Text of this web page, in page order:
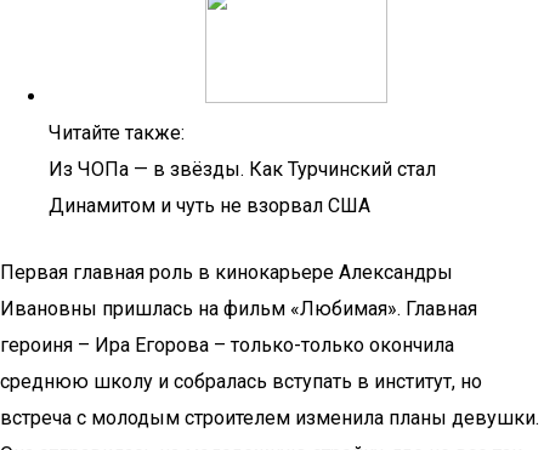
Читайте также:
Из ЧОПа — в звёзды. Как Турчинский стал
Динамитом и чуть не взорвал США
Первая главная роль в кинокарьере Александры
Ивановны пришлась на фильм «Любимая». Главная
героиня – Ира Егорова – только-только окончила
среднюю школу и собралась вступать в институт, но
встреча с молодым строителем изменила планы девушки.